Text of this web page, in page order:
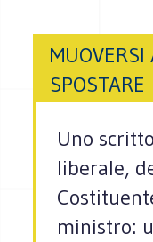
MUOVERSI
SPOSTARE
Uno
liberale,
ministro: